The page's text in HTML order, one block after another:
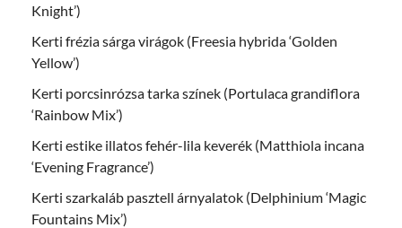
Knight’)
Kerti frézia sárga virágok (Freesia hybrida ‘Golden
Yellow’)
Kerti porcsinrózsa tarka színek (Portulaca grandiflora
‘Rainbow Mix’)
Kerti estike illatos fehér-lila keverék (Matthiola incana
‘Evening Fragrance’)
Kerti szarkaláb pasztell árnyalatok (Delphinium ‘Magic
Fountains Mix’)